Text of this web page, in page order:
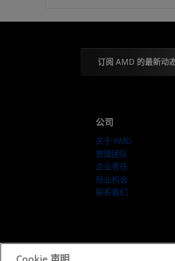
订阅 AMD 的最新动
公司
关于 AMD
管理团队
企业责任
就业机会
联系我们